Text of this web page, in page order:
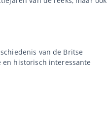
van de Britse
historisch interessante